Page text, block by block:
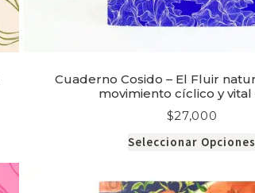
Cuaderno Cosido – El Fluir
movimiento cíclico y vital
$27,000
Seleccionar Opciones